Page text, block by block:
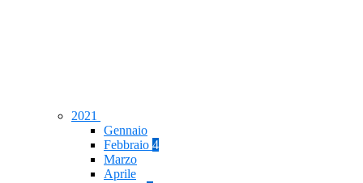
2021
Gennaio
Febbraio 4
Marzo
Aprile